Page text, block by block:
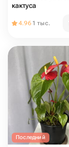
кактуса
4.96 1 тыс.
Последний